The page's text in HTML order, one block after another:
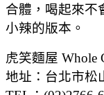
合體，喝起來不
小辣的版本。
虎笑麵屋 Whole
地址：台北市松